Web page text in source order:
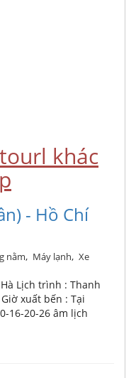
khác
- Hồ Chí
nằm, Máy lạnh, Xe
Lịch trình : Thanh
Giờ xuất bến : Tại
16-20-26 âm lịch